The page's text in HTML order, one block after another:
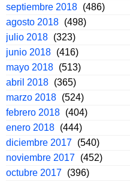
septiembre 2018 (486)
agosto 2018 (498)
julio 2018 (323)
junio 2018 (416)
mayo 2018 (513)
abril 2018 (365)
marzo 2018 (524)
febrero 2018 (404)
enero 2018 (444)
diciembre 2017 (540)
noviembre 2017 (452)
octubre 2017 (396)